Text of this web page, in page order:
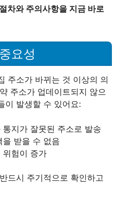
차와 주의사항을 지금 바로
요성
주소가 바뀌는 것 이상의 의
주소가 업데이트되지 않으
이 발생할 수 있어요:
통지가 잘못된 주소로 발송
을 받을 수 없음
위험이 증가
드시 주기적으로 확인하고